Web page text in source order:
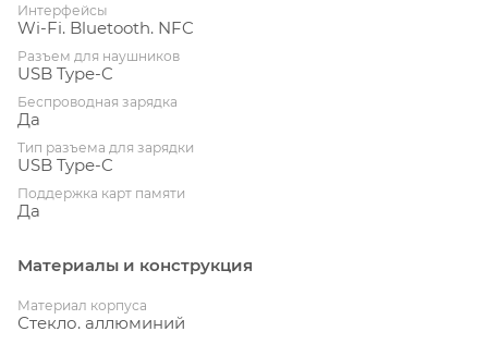
Интерфейсы
Wi-Fi. Bluetooth. NFC
Разъем для наушников
USB Type-C
Беспроводная зарядка
Да
Тип разъема для зарядки
USB Type-C
Поддержка карт памяти
Да
Материалы и конструкция
Материал корпуса
Стекло. аллюминий